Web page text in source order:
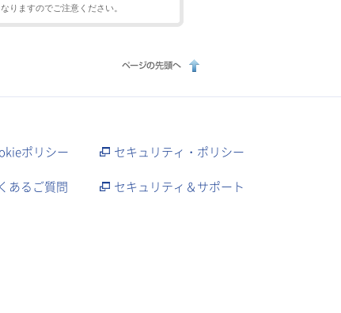
りますのでご注意ください。
ポリシー
セキュリティ・ポリシー
あるご質問
セキュリティ＆サポート